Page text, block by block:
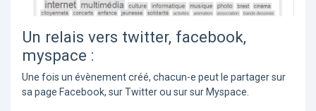
Un relais vers twitter, facebook,
myspace :
Une fois un évènement créé, chacun-e peut le partager sur
sa page Facebook, sur Twitter ou sur sur Myspace.